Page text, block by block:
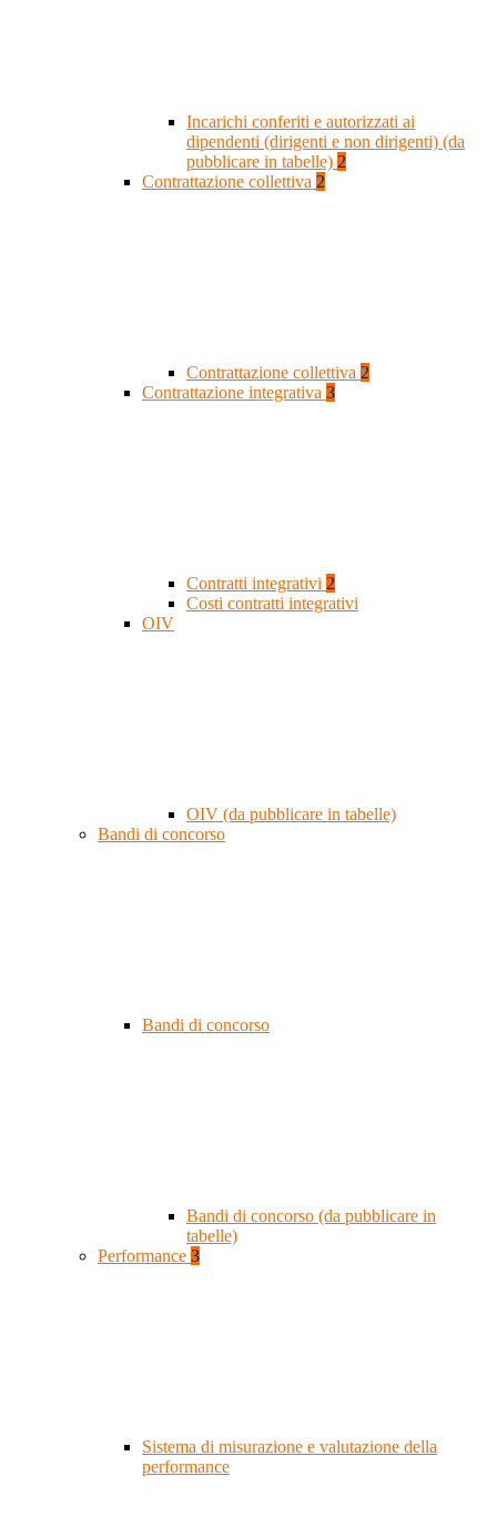
Incarichi conferiti e autorizzati ai
dipendenti (dirigenti e non dirigenti) (da
pubblicare in tabelle) 2
Contrattazione collettiva 2
Contrattazione collettiva 2
Contrattazione integrativa 3
Contratti integrativi 2
Costi contratti integrativi
OIV
OIV (da pubblicare in tabelle)
Bandi di concorso
Bandi di concorso
Bandi di concorso (da pubblicare in
tabelle)
Performance 3
Sistema di misurazione e valutazione della
performance